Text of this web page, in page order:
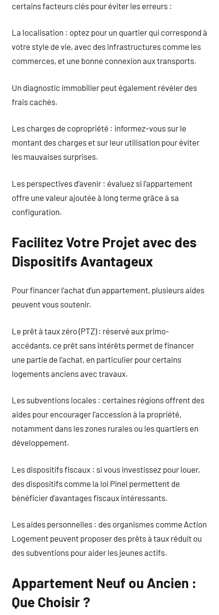
certains facteurs clés pour éviter les erreurs :
La localisation : optez pour un quartier qui correspond à
votre style de vie, avec des infrastructures comme les
commerces, et une bonne connexion aux transports.
Un diagnostic immobilier peut également révéler des
frais cachés.
Les charges de copropriété : informez-vous sur le
montant des charges et sur leur utilisation pour éviter
les mauvaises surprises.
Les perspectives d’avenir : évaluez si l’appartement
offre une valeur ajoutée à long terme grâce à sa
configuration.
Facilitez Votre Projet avec des
Dispositifs Avantageux
Pour financer l’achat d’un appartement, plusieurs aides
peuvent vous soutenir.
Le prêt à taux zéro (PTZ) : réservé aux primo-
accédants, ce prêt sans intérêts permet de financer
une partie de l’achat, en particulier pour certains
logements anciens avec travaux.
Les subventions locales : certaines régions offrent des
aides pour encourager l’accession à la propriété,
notamment dans les zones rurales ou les quartiers en
développement.
Les dispositifs fiscaux : si vous investissez pour louer,
des dispositifs comme la loi Pinel permettent de
bénéficier d’avantages fiscaux intéressants.
Les aides personnelles : des organismes comme Action
Logement peuvent proposer des prêts à taux réduit ou
des subventions pour aider les jeunes actifs.
Appartement Neuf ou Ancien :
Que Choisir ?